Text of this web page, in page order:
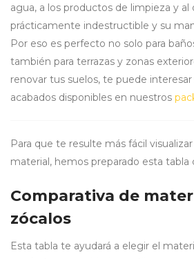
agua, a los productos de limpieza y al
prácticamente indestructible y su
Por eso es perfecto no solo para
también para terrazas y zonas
renovar tus suelos, te puede
acabados disponibles en nuestros
Para que te resulte más fácil
material, hemos preparado esta tabla
Comparativa de
zócalos
Esta tabla te ayudará a elegir el